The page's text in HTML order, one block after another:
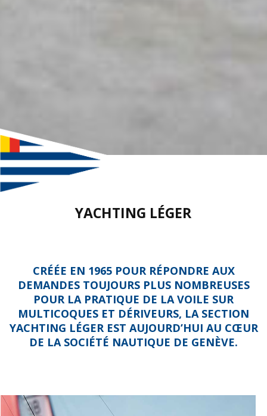
YACHTING LÉGER
CRÉÉE EN 1965 POUR RÉPONDRE AUX
DEMANDES TOUJOURS PLUS NOMBREUSES
POUR LA PRATIQUE DE LA VOILE SUR
MULTICOQUES ET DÉRIVEURS, LA SECTION
YACHTING LÉGER EST AUJOURD’HUI AU CŒUR
DE LA SOCIÉTÉ NAUTIQUE DE GENÈVE.